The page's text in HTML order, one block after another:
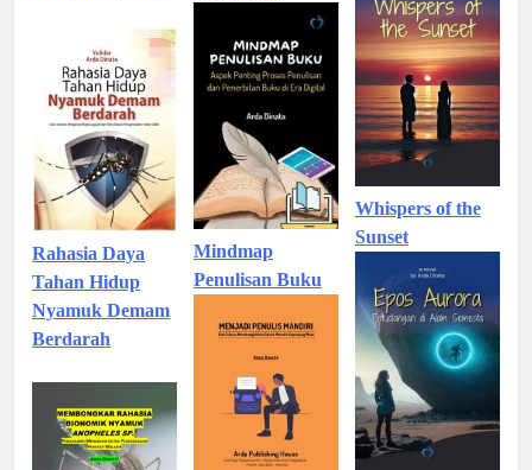
Rahasia Daya
Tahan Hidup
Nyamuk Demam
Berdarah
Mindmap
Penulisan Buku
Whispers of the
Sunset